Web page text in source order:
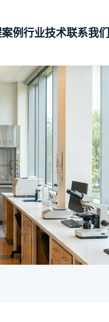
例行业技术联系我们